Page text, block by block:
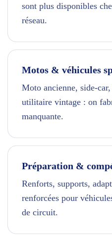
sont plus disponibles
réseau.
Motos & véhicules
Moto ancienne, side-
utilitaire vintage : on
manquante.
Préparation &
Renforts, supports,
renforcées pour
de circuit.